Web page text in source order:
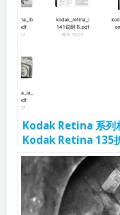
Kodak Retina 系
Kodak Retina 135